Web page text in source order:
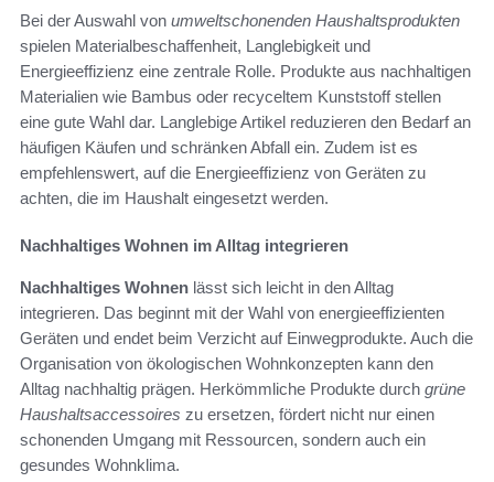
Bei der Auswahl von umweltschonenden Haushaltsprodukten
spielen Materialbeschaffenheit, Langlebigkeit und
Energieeffizienz eine zentrale Rolle. Produkte aus nachhaltigen
Materialien wie Bambus oder recyceltem Kunststoff stellen
eine gute Wahl dar. Langlebige Artikel reduzieren den Bedarf an
häufigen Käufen und schränken Abfall ein. Zudem ist es
empfehlenswert, auf die Energieeffizienz von Geräten zu
achten, die im Haushalt eingesetzt werden.
Nachhaltiges Wohnen im Alltag integrieren
Nachhaltiges Wohnen lässt sich leicht in den Alltag
integrieren. Das beginnt mit der Wahl von energieeffizienten
Geräten und endet beim Verzicht auf Einwegprodukte. Auch die
Organisation von ökologischen Wohnkonzepten kann den
Alltag nachhaltig prägen. Herkömmliche Produkte durch grüne
Haushaltsaccessoires zu ersetzen, fördert nicht nur einen
schonenden Umgang mit Ressourcen, sondern auch ein
gesundes Wohnklima.